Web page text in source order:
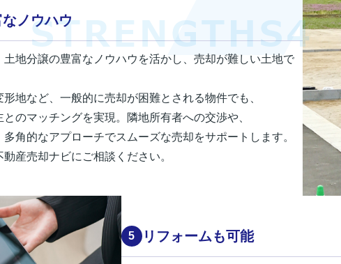
ノウハウ
地分譲の豊富なノウハウを活かし、売却が難しい土地で
地など、一般的に売却が困難とされる物件でも、
のマッチングを実現。隣地所有者への交渉や、
角的なアプローチでスムーズな売却をサポートします。
産売却ナビにご相談ください。
リフォームも可能